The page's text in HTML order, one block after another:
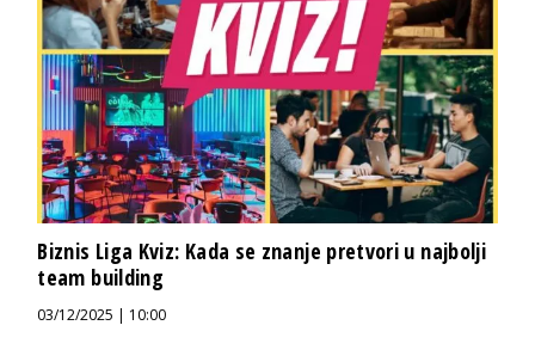
Biznis Liga Kviz: Kada se znanje pretvori u najbolji
team building
03/12/2025 | 10:00